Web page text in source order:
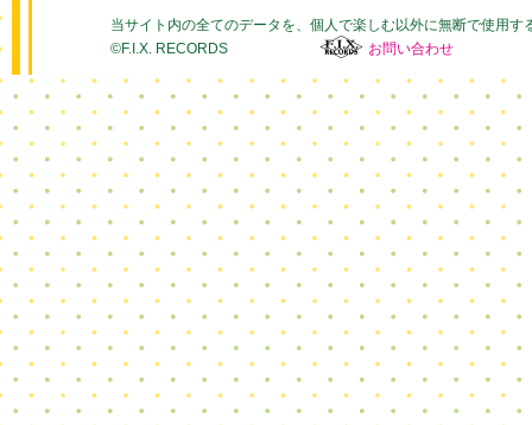
当サイト内の全てのデータを、個人で楽しむ以外に無断で使用す
©F.I.X. RECORDS
お問い合わせ